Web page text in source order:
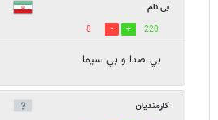
بی نام
220
8
بي صدا و بي سيما
كارمنديان